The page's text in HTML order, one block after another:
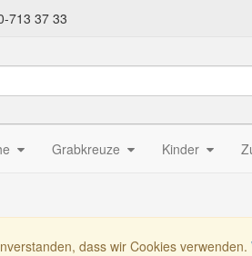
713 37 33
Grabkreuze Kinder
dass wir Cookies verwenden.